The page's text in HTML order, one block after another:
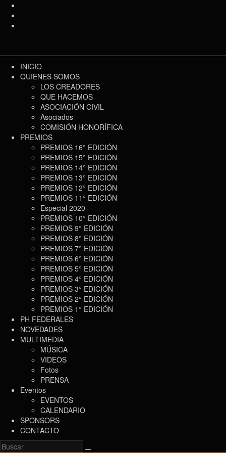
INICIO
QUIENES SOMOS
LOS CREADORES
QUE HACEMOS
ASOCIACIÓN CIVIL
Asociados
COMISIÓN HONORÍFICA
PREMIOS
PREMIOS 16° EDICIÓN
PREMIOS 15° EDICIÓN
PREMIOS 14° EDICIÓN
PREMIOS 13° EDICIÓN
PREMIOS 12° EDICIÓN
PREMIOS 11° EDICIÓN
Especial 2020
PREMIOS 10° EDICIÓN
PREMIOS 9° EDICIÓN
PREMIOS 8° EDICIÓN
PREMIOS 7° EDICIÓN
PREMIOS 6° EDICIÓN
PREMIOS 5° EDICIÓN
PREMIOS 4° EDICIÓN
PREMIOS 3° EDICIÓN
PREMIOS 2° EDICIÓN
PREMIOS 1° EDICIÓN
PH FEDERALES
NOVEDADES
MULTIMEDIA
MÚSICA
VIDEOS
Fotos
PRENSA
Eventos
EVENTOS
CALENDARIO
SPONSORS
CONTACTO